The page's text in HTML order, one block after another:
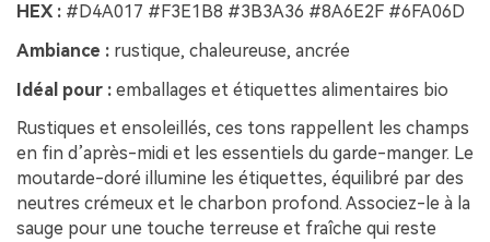
HEX : #D4A017 #F3E1B8 #3B3A36 #8A6E2F #6FA06D
Ambiance : rustique, chaleureuse, ancrée
Idéal pour : emballages et étiquettes alimentaires bio
Rustiques et ensoleillés, ces tons rappellent les champs
en fin d’après-midi et les essentiels du garde-manger. Le
moutarde-doré illumine les étiquettes, équilibré par des
neutres crémeux et le charbon profond. Associez-le à la
sauge pour une touche terreuse et fraîche qui reste